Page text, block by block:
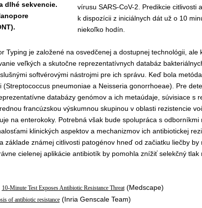
dlhé sekvencie.
vírusu SARS-CoV-2. Predikcie citlivosti
k dispozícii z iniciálnych dát už o 10
niekoľko hodín.
Typing je založené na osvedčenej a dostupnej technológii,
veľkých a skutočne reprezentatívnych databáz
softvérovými nástrojmi pre ich správu. Keď bola
(Streptococcus pneumoniae a Neisseria gonorrhoeae). Pre
databázy genómov a ich metaúdaje, súvisiace s
francúzskou výskumnou skupinou v oblasti rezistencie
na enterokoky. Potrebná však bude spolupráca s
klinických aspektov a mechanizmov ich antibiotickej
základe známej citlivosti patogénov hneď od začiatku liečby
cielenej aplikácie antibiotík by pomohla znížiť selekčný
10-Minute Test Exposes Antibiotic Resistance Threat(Medscape)
of antibiotic resistance(Inria Genscale Team)